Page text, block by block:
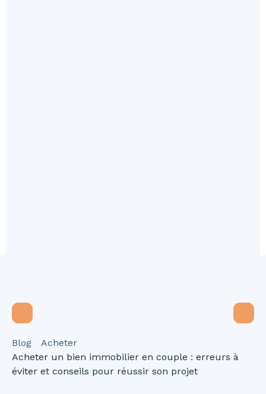
Blog
Acheter
Acheter un bien immobilier en couple : erreurs à
éviter et conseils pour réussir son projet